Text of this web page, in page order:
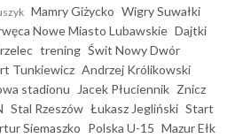
Mamry Giżycko Wigry Suwałki
Nowe Miasto Lubawskie Dajtki
trening Świt Nowy Dwór
Tunkiewicz Andrzej Królikowski
stadionu Jacek Płuciennik Znicz
Stal Rzeszów Łukasz Jegliński Start
Siemaszko Polska U-15 Mazur Ełk